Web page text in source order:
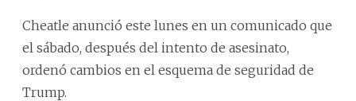
Cheatle anunció este lunes en un comunicado que
el sábado, después del intento de asesinato,
ordenó cambios en el esquema de seguridad de
Trump.